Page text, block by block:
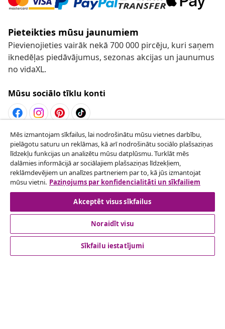
Pieteikties mūsu jaunumiem
Pievienojieties vairāk nekā 700 000 pircēju, kuri saņem
iknedēļas piedāvājumus, sezonas akcijas un jaunumus
no vidaXL.
Mūsu sociālo tīklu konti
Atteikties no līguma
Iesniegt pieprasījumu par atteikšanos no
pasūtījuma.
Atteikties no līguma
klientu apkalpoanaš
Mēs izmantojam sīkfailus, lai nodrošinātu mūsu vietnes darbību,
pielāgotu saturu un reklāmas, kā arī nodrošinātu sociālo plašsaziņas
līdzekļu funkcijas un analizētu mūsu datplūsmu. Turklāt mēs
dalāmies informācijā ar sociālajiem plašsaziņas līdzekļiem,
reklāmdevējiem un analīzes partneriem par to, kā jūs izmantojat
mūsu vietni. Paziņojums par konfidencialitāti un sīkfailiem
Akceptēt visus sīkfailus
Noraidīt visu
Sīkfailu iestatījumi